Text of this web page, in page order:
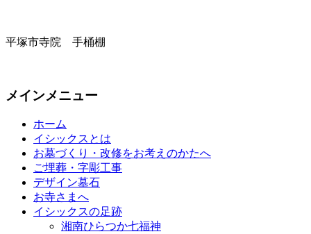
平塚市寺院 手桶棚
メインメニュー
ホーム
イシックスとは
お墓づくり・改修をお考えのかたへ
ご埋葬・字彫工事
デザイン墓石
お寺さまへ
イシックスの足跡
湘南ひらつか七福神